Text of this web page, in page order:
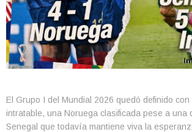
El Grupo I del Mundial 2026 quedó definido con
intratable, una Noruega clasificada pese a una
Senegal que todavía mantiene viva la